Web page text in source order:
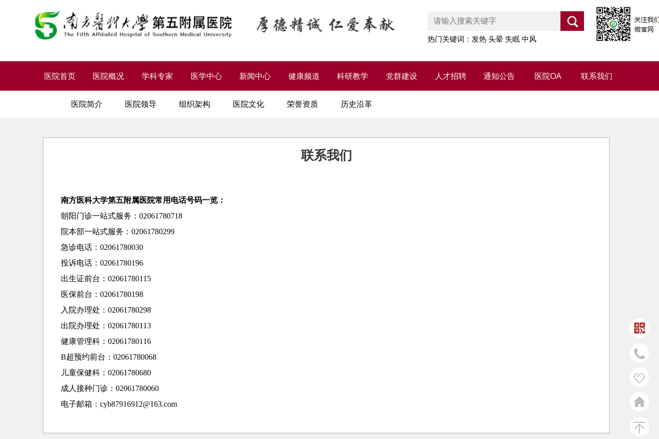
热门关键词：发热 头晕 失眠 中风
医院首页 医院概况 学科专家 医学中心 新闻中心 健康频道 科研教学 党群建设 人才招聘 通知公告 医院OA 联系我们
医院简介 医院领导 组织架构 医院文化 荣誉资质 历史沿革
联系我们
南方医科大学第五附属医院常用电话号码一览：
朝阳门诊一站式服务：02061780718
院本部一站式服务：02061780299
急诊电话：02061780030
投诉电话：02061780196
出生证前台：02061780115
医保前台：02061780198
入院办理处：02061780298
出院办理处：02061780113
健康管理科：02061780116
B超预约前台：02061780068
儿童保健科：02061780680
成人接种门诊：02061780060
电子邮箱：cyb87916912@163.com